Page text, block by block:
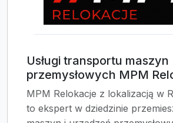
Usługi transportu maszyn
przemysłowych MPM
MPM Relokacje z lokalizacją w
to ekspert w dziedzinie